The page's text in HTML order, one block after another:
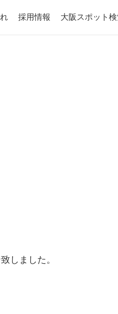
採用情報 大阪スポット
しました。